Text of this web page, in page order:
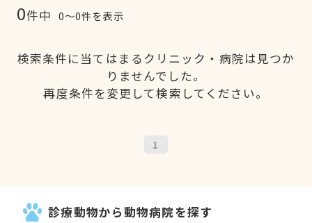
0件中 0〜0件を表示
検索条件に当てはまるクリニック・病院は見つか
りませんでした。
再度条件を変更して検索してください。
1
診療動物から動物病院を探す